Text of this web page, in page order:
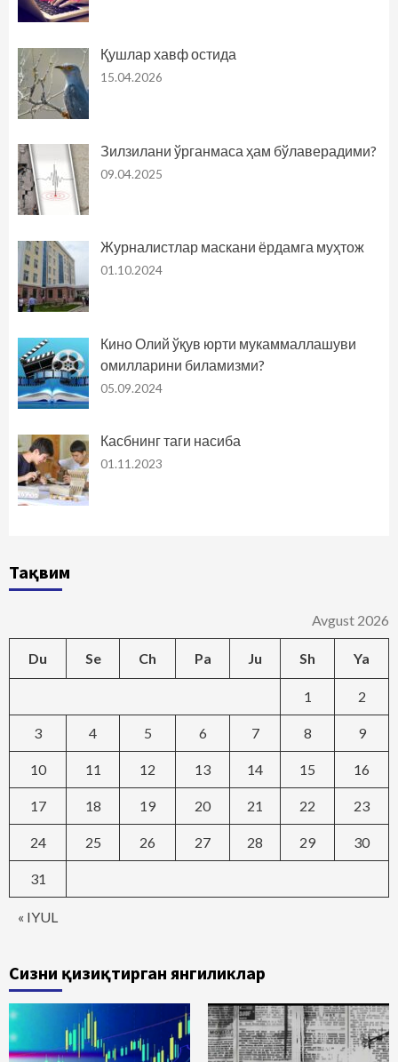
Қушлар хавф остида
15.04.2026
Зилзилани ўрганмаса ҳам бўлаверадими?
09.04.2025
Журналистлар маскани ёрдамга муҳтож
01.10.2024
Кино Олий ўқув юрти мукаммаллашуви
омилларини биламизми?
05.09.2024
Касбнинг таги насиба
01.11.2023
Тақвим
Avgust 2026
Du Se Ch Pa Ju Sh Ya
« IYUL
1 2
3 4 5 6 7 8 9
10 11 12 13 14 15 16
17 18 19 20 21 22 23
24 25 26 27 28 29 30
31
Сизни қизиқтирган янгиликлар